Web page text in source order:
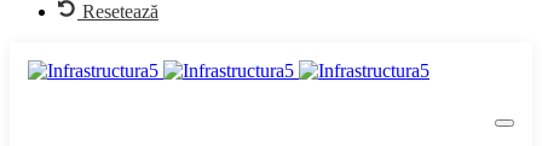
Resetează